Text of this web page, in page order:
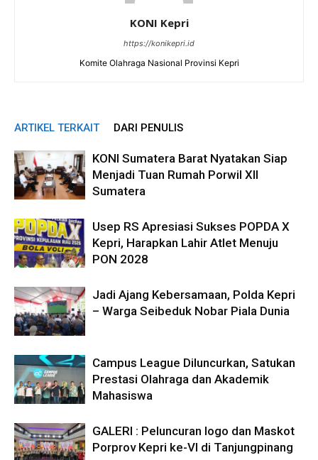
KONI Kepri
https://konikepri.id
Komite Olahraga Nasional Provinsi Kepri
ARTIKEL TERKAIT DARI PENULIS
KONI Sumatera Barat Nyatakan Siap
Menjadi Tuan Rumah Porwil XII
Sumatera
Usep RS Apresiasi Sukses POPDA X
Kepri, Harapkan Lahir Atlet Menuju
PON 2028
Jadi Ajang Kebersamaan, Polda Kepri
– Warga Seibeduk Nobar Piala Dunia
Campus League Diluncurkan, Satukan
Prestasi Olahraga dan Akademik
Mahasiswa
GALERI : Peluncuran logo dan Maskot
Porprov Kepri ke-VI di Tanjungpinang